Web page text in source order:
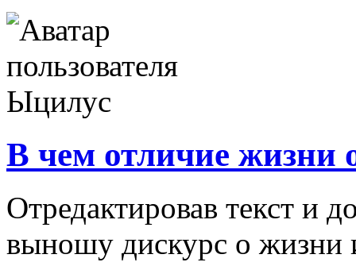
В чем отличие жизни
Отредактировав текст и
выношу дискурс о жизни